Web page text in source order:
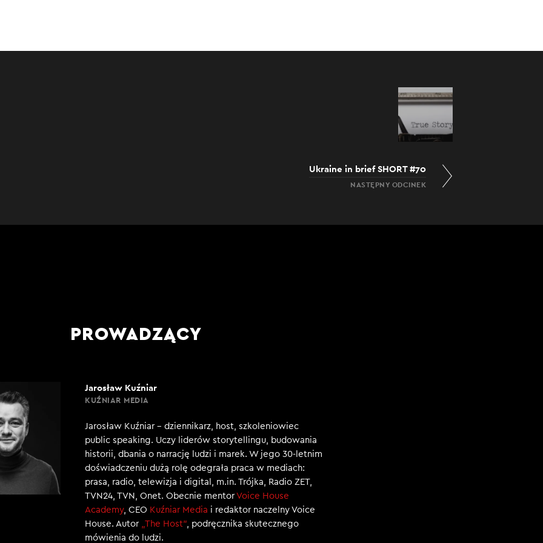
Ukraine in brief SHORT #70
NASTĘPNY ODCINEK
PROWADZĄCY
Jarosław Kuźniar
KUŹNIAR MEDIA
Jarosław Kuźniar – dziennikarz, host, szkoleniowiec
public speaking. Uczy liderów storytellingu, budowania
historii, dbania o narrację ludzi i marek. W jego 30-letnim
doświadczeniu dużą rolę odegrała praca w mediach:
prasa, radio, telewizja i digital, m.in. Trójka, Radio ZET,
TVN24, TVN, Onet. Obecnie mentorVoice House
Academy, CEO Kuźniar Media i redaktor naczelny Voice
House. Autor „The Host”, podręcznika skutecznego
mówienia do ludzi.